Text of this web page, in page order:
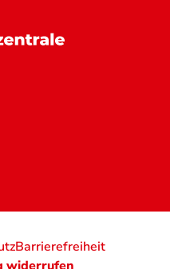
Barrierefreiheit